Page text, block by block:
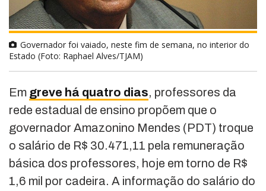
Governador foi vaiado, neste fim de semana, no interior do
Estado (Foto: Raphael Alves/TJAM)
Em greve há quatro dias, professores da
rede estadual de ensino propõem que o
governador Amazonino Mendes (PDT) troque
o salário de R$ 30.471,11 pela remuneração
básica dos professores, hoje em torno de R$
1,6 mil por cadeira. A informação do salário do